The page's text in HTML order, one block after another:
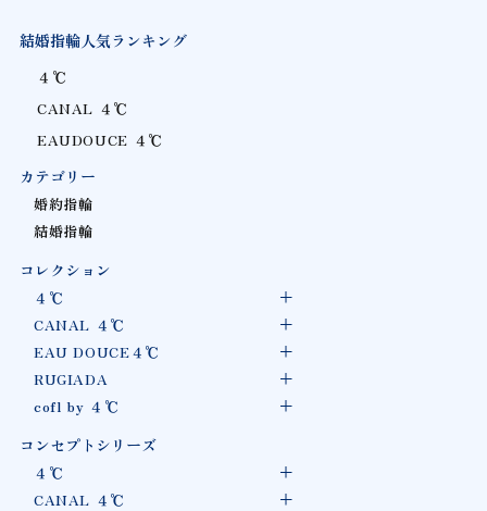
結婚指輪人気ランキング
４℃
CANAL ４℃
EAUDOUCE ４℃
カテゴリー
婚約指輪
結婚指輪
コレクション
４℃
CANAL ４℃
EAU DOUCE４℃
RUGIADA
cofl by ４℃
コンセプトシリーズ
４℃
CANAL ４℃